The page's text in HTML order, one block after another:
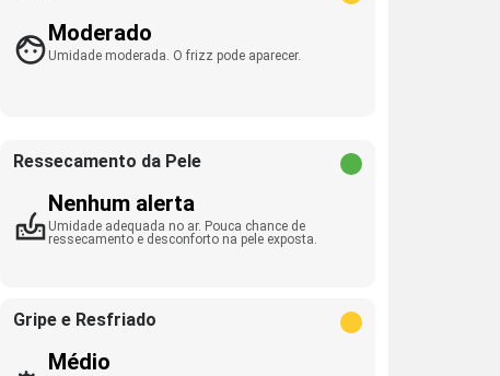
Moderado
Umidade moderada. O frizz pode aparecer.
Ressecamento da Pele
Nenhum alerta
Umidade adequada no ar. Pouca chance de
ressecamento e desconforto na pele exposta.
Gripe e Resfriado
Médio